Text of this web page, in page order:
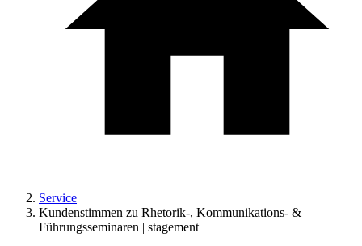
Service
Kundenstimmen zu Rhetorik-, Kommunikations- &
Führungsseminaren | stagement